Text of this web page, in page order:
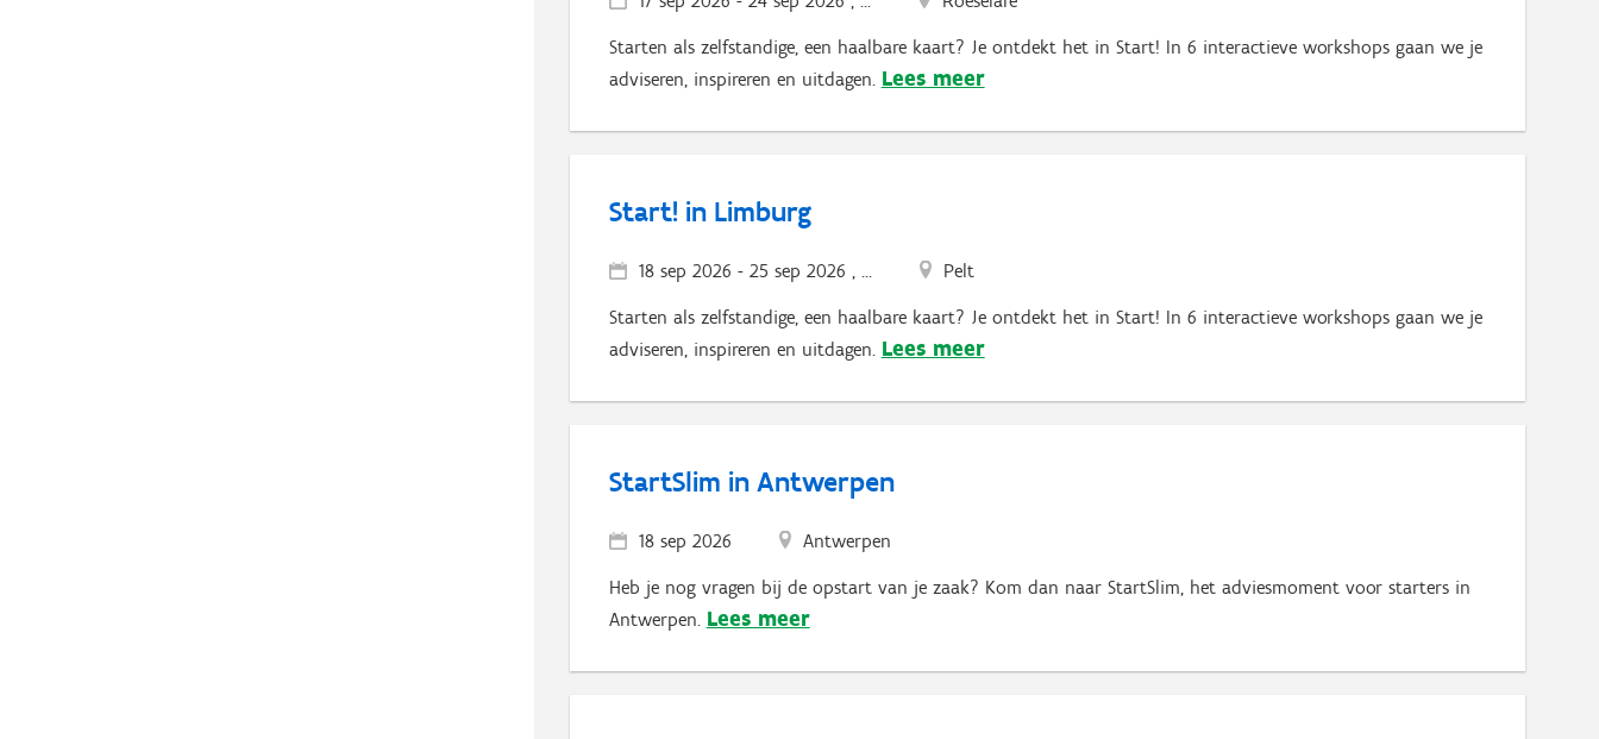
Starten als zelfstandige, een haalbare kaart? Je ontdekt het in Start! In 6 interactieve workshops gaan we je
adviseren, inspireren en uitdagen. Lees meer
Start! in Limburg
18 sep 2026 - 25 sep 2026 , ... Pelt
Starten als zelfstandige, een haalbare kaart? Je ontdekt het in Start! In 6 interactieve workshops gaan we je
adviseren, inspireren en uitdagen. Lees meer
StartSlim in Antwerpen
18 sep 2026 Antwerpen
Heb je nog vragen bij de opstart van je zaak? Kom dan naar StartSlim, het adviesmoment voor starters in
Antwerpen. Lees meer